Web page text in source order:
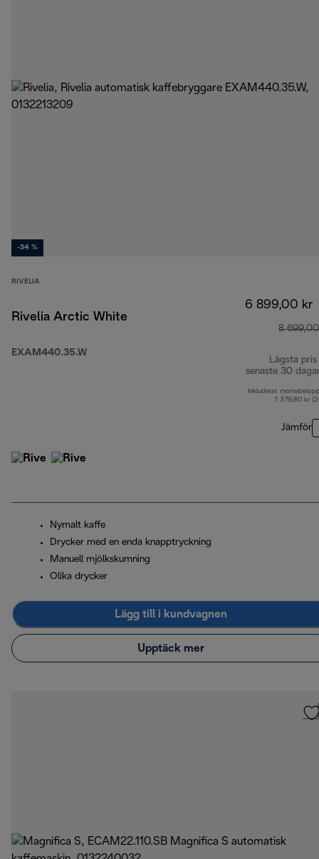
-34 %
RIVELIA
Rivelia Arctic White
EXAM440.35.W
6 899,00 kr
8
Lägsta pris
senaste 30
Inkluderat
1 379,80 kr
Jämför
Nymalt kaffe
Drycker med en enda knapptryckning
Manuell mjölkskumning
Olika drycker
Lägg till i kundvagnen
Upptäck mer